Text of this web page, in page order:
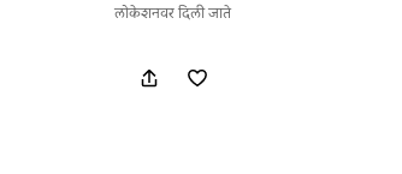
लोकेशनवर दिली जाते